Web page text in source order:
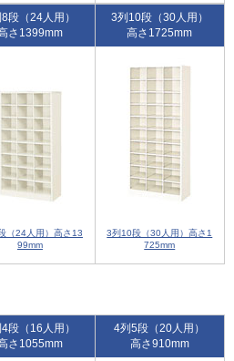
段（24人用）
さ1399mm
（24人用）高さ13
99mm
3列10段（30人用）
高さ1725mm
3列10段（30人用）高さ1
725mm
段（16人用）
さ1055mm
4列5段（20人用）
高さ910mm